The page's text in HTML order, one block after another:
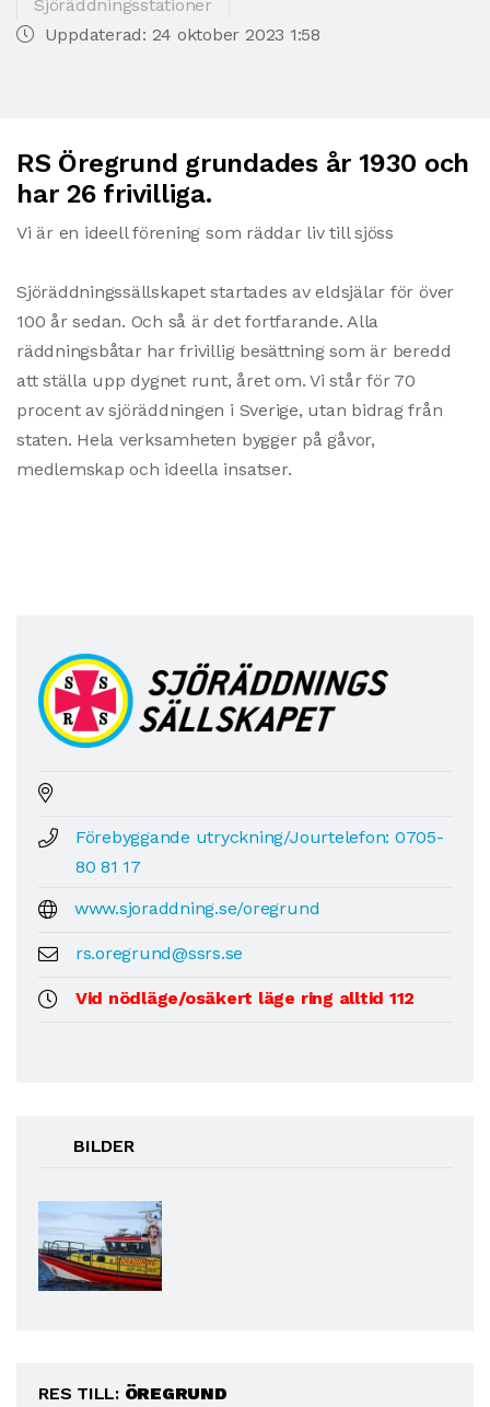
Sjöräddningsstationer
Uppdaterad: 24 oktober 2023 1:58
RS Öregrund grundades år 1930 och
har 26 frivilliga.
Vi är en ideell förening som räddar liv till sjöss
Sjöräddningssällskapet startades av eldsjälar för över
100 år sedan. Och så är det fortfarande. Alla
räddningsbåtar har frivillig besättning som är beredd
att ställa upp dygnet runt, året om. Vi står för 70
procent av sjöräddningen i Sverige, utan bidrag från
staten. Hela verksamheten bygger på gåvor,
medlemskap och ideella insatser.
Förebyggande utryckning/Jourtelefon: 0705-
80 81 17
www.sjoraddning.se/oregrund
rs.oregrund@ssrs.se
Vid nödläge/osäkert läge ring alltid 112
BILDER
RES TILL: ÖREGRUND